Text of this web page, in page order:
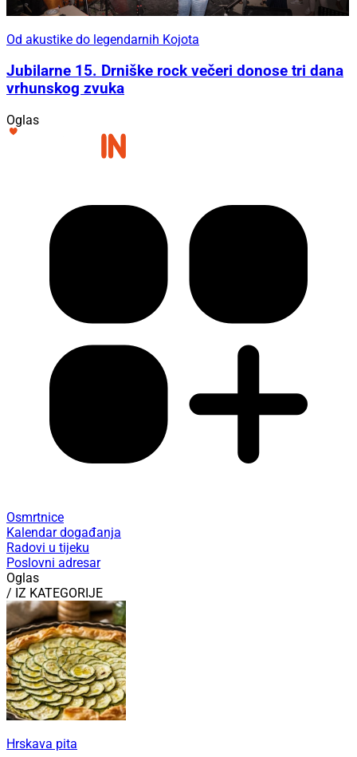
Od akustike do legendarnih Kojota
Jubilarne 15. Drniške rock večeri donose tri dana
vrhunskog zvuka
Oglas
Osmrtnice
Kalendar događanja
Radovi u tijeku
Poslovni adresar
Oglas
/ IZ KATEGORIJE
Hrskava pita